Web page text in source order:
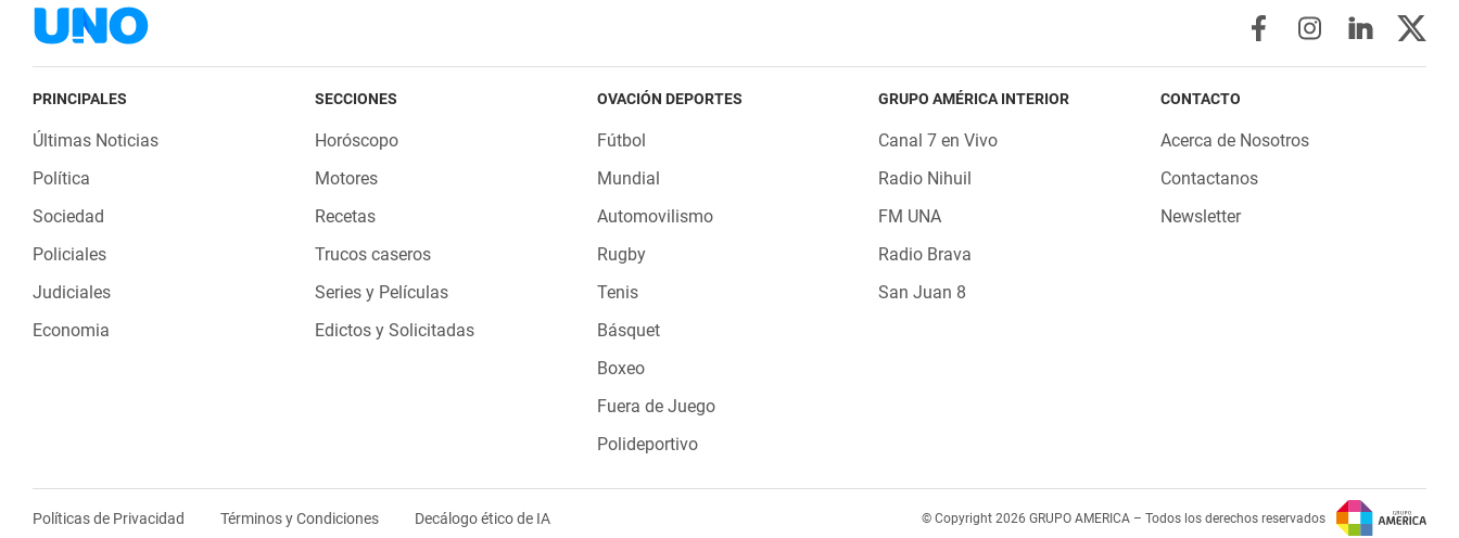
PRINCIPALES
Últimas Noticias
Política
Sociedad
Policiales
Judiciales
Economia
SECCIONES
Horóscopo
Motores
Recetas
Trucos caseros
Series y Películas
Edictos y Solicitadas
OVACIÓN DEPORTES
Fútbol
Mundial
Automovilismo
Rugby
Tenis
Básquet
Boxeo
Fuera de Juego
Polideportivo
GRUPO AMÉRICA INTERIOR
Canal 7 en Vivo
Radio Nihuil
FM UNA
Radio Brava
San Juan 8
CONTACTO
Acerca de Nosotros
Contactanos
Newsletter
Políticas de Privacidad Términos y Condiciones Decálogo ético de IA © Copyright 2026 GRUPO AMERICA – Todos los derechos reservados